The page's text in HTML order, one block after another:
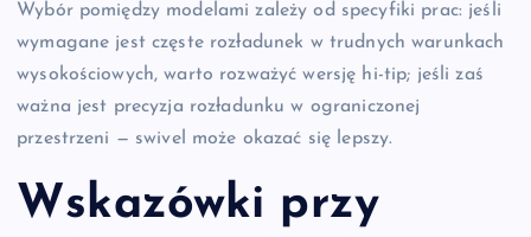
Wybór pomiędzy modelami zależy od specyfiki prac: jeśli
wymagane jest częste rozładunek w trudnych warunkach
wysokościowych, warto rozważyć wersję hi-tip; jeśli zaś
ważna jest precyzja rozładunku w ograniczonej
przestrzeni — swivel może okazać się lepszy.
Wskazówki przy